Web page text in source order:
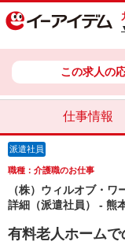
この求人の
仕事情報
派遣社員
職種：介護職のお仕事
（株）ウィルオブ・
詳細（派遣社員） - 熊
有料老人ホーム